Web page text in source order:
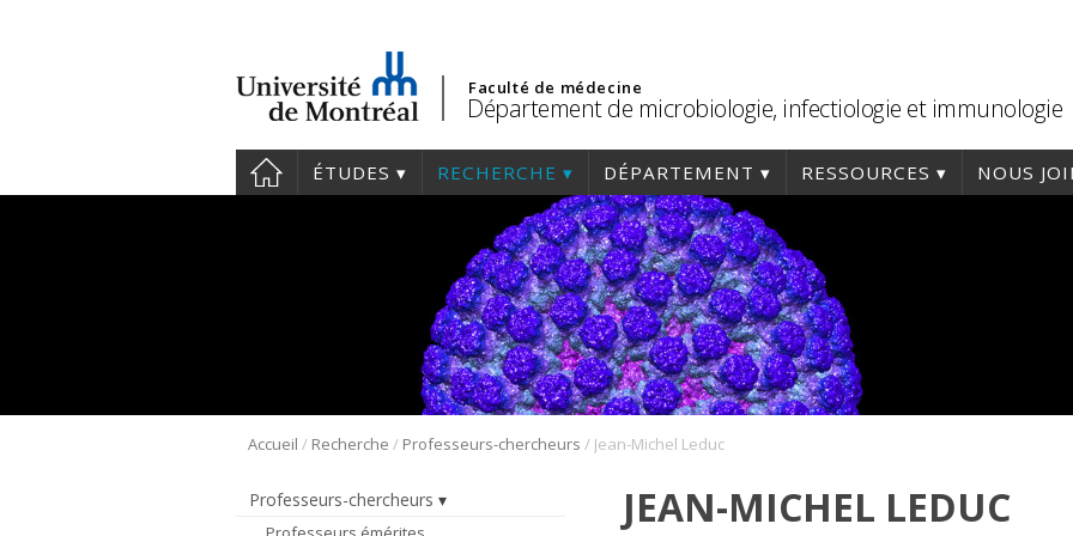
Faculté de médecine
Département de microbiologie, infectiologie et immunologie
ÉTUDES RECHERCHE DÉPARTEMENT RESSOURCES NOUS
Accueil / Recherche / Professeurs-chercheurs / Jean-Michel Leduc
Professeurs-chercheurs JEAN-MICHEL LEDUC